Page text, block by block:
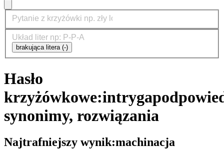
brakująca litera (-)
Hasło
krzyżówkowe:intryga
synonimy, rozwiązania
Najtrafniejszy wynik:machinacja